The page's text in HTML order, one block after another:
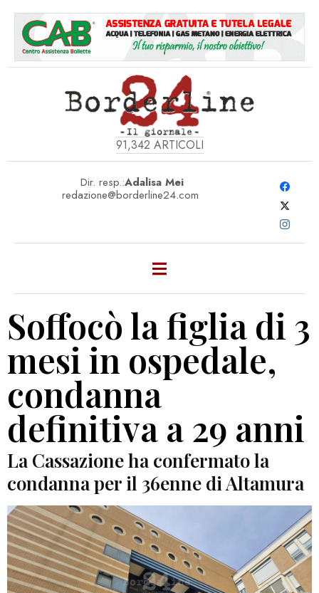
91,342 ARTICOLI
Dir. resp.:Adalisa Mei
redazione@borderline24.com
Soffocò la figlia di 3
mesi in ospedale,
condanna
definitiva a 29 anni
La Cassazione ha confermato la
condanna per il 36enne di Altamura